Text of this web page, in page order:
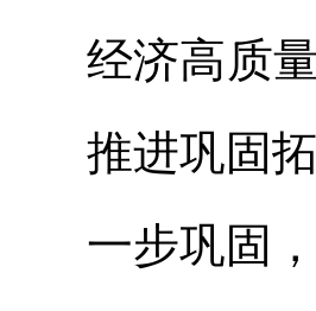
经济高质
推进巩固
一步巩固